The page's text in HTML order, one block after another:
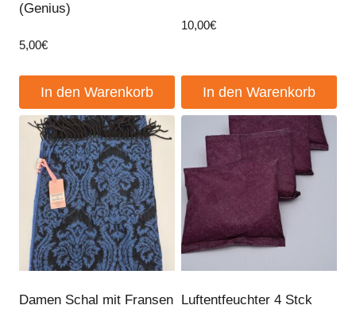
(Genius)
5,00€
In den Warenkorb
10,00€
In den Warenkorb
Damen Schal mit Fransen
Luftentfeuchter 4 Stck